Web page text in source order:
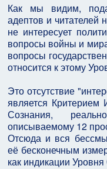
Как мы видим,
адептов и читателей
не интересует
вопросы войны и
вопросы
относится к этому
Это отсутствие
является Критерием
Сознания,
описываемому 12
Отсюда и вся
её бесконечным
как индикации